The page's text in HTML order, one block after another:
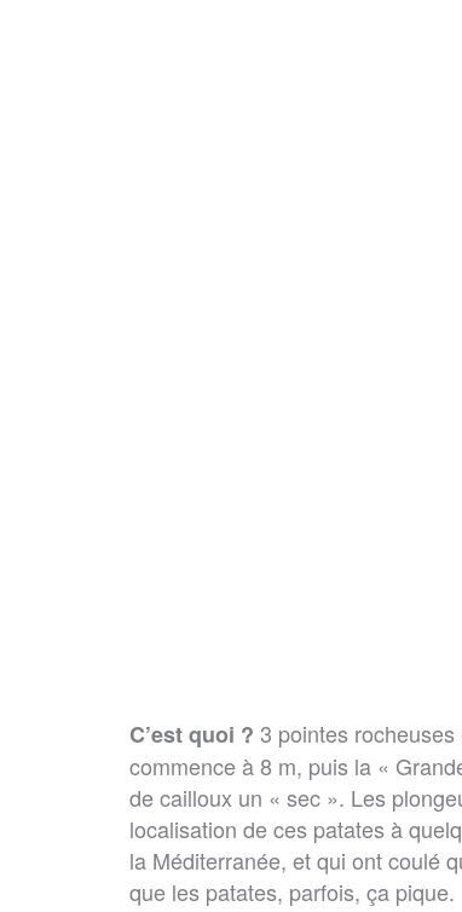
C’est quoi ? 3 pointes
commence à 8 m, puis la «
de cailloux un « sec ». Les
localisation de ces patates à
la Méditerranée, et qui ont coulé
que les patates, parfois, ça pique.